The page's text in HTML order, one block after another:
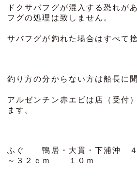
ドクサバフグが混入する恐れが
フグの処理は致しません。
サバフグが釣れた場合はすべて
釣り方の分からない方は船長に
アルゼンチン赤エビは店（受付
ます。
ふぐ 鴨居・大貫・下浦沖
～３２ｃｍ １０ｍ